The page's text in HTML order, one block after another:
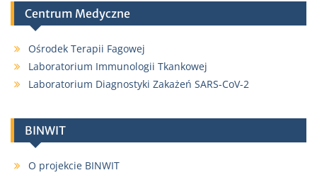
Centrum Medyczne
Ośrodek Terapii Fagowej
Laboratorium Immunologii Tkankowej
Laboratorium Diagnostyki Zakażeń SARS-CoV-2
BINWIT
O projekcie BINWIT